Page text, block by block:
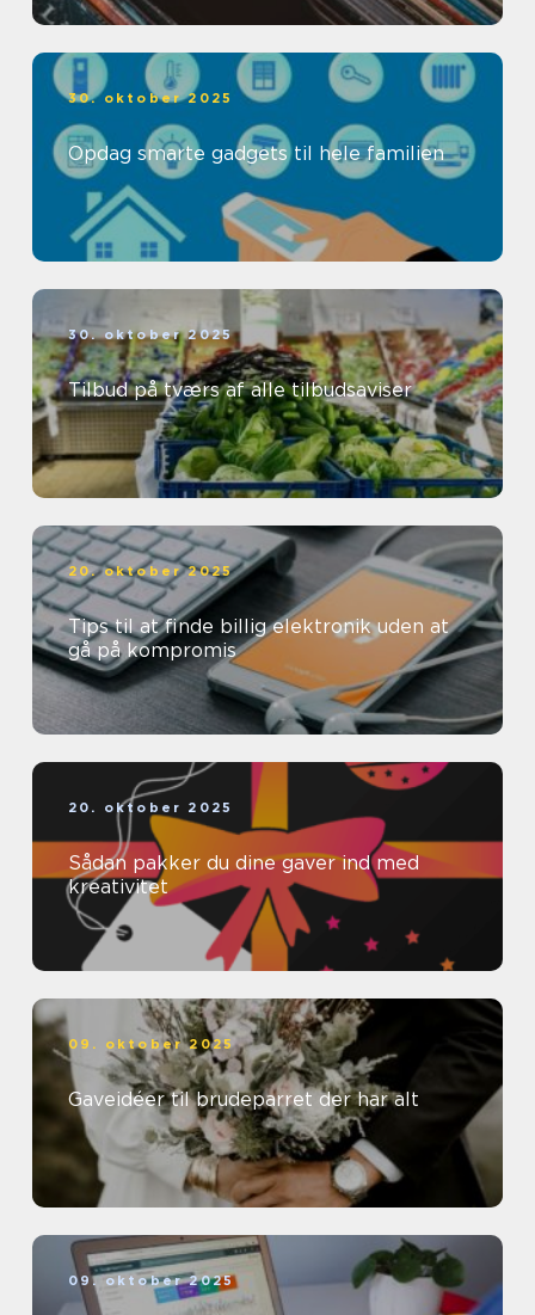
30. oktober 2025
Opdag smarte gadgets til hele familien
30. oktober 2025
Tilbud på tværs af alle tilbudsaviser
20. oktober 2025
Tips til at finde billig elektronik uden at
gå på kompromis
20. oktober 2025
Sådan pakker du dine gaver ind med
kreativitet
09. oktober 2025
Gaveidéer til brudeparret der har alt
09. oktober 2025